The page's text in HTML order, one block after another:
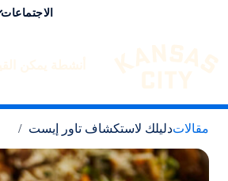
تفضل بزيارة مدينة كانساس سيتي
الاجتماعات
الانتقال إلى المحتوى
مقالاتدليلك لاستكشاف تاور إيست